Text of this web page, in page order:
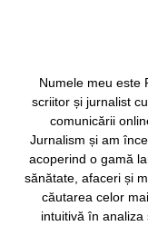
Numele meu este
scriitor și jurnalist
comunicării
Jurnalism și am
acoperind o gamă
sănătate, afaceri și
căutarea celor
intuitivă în